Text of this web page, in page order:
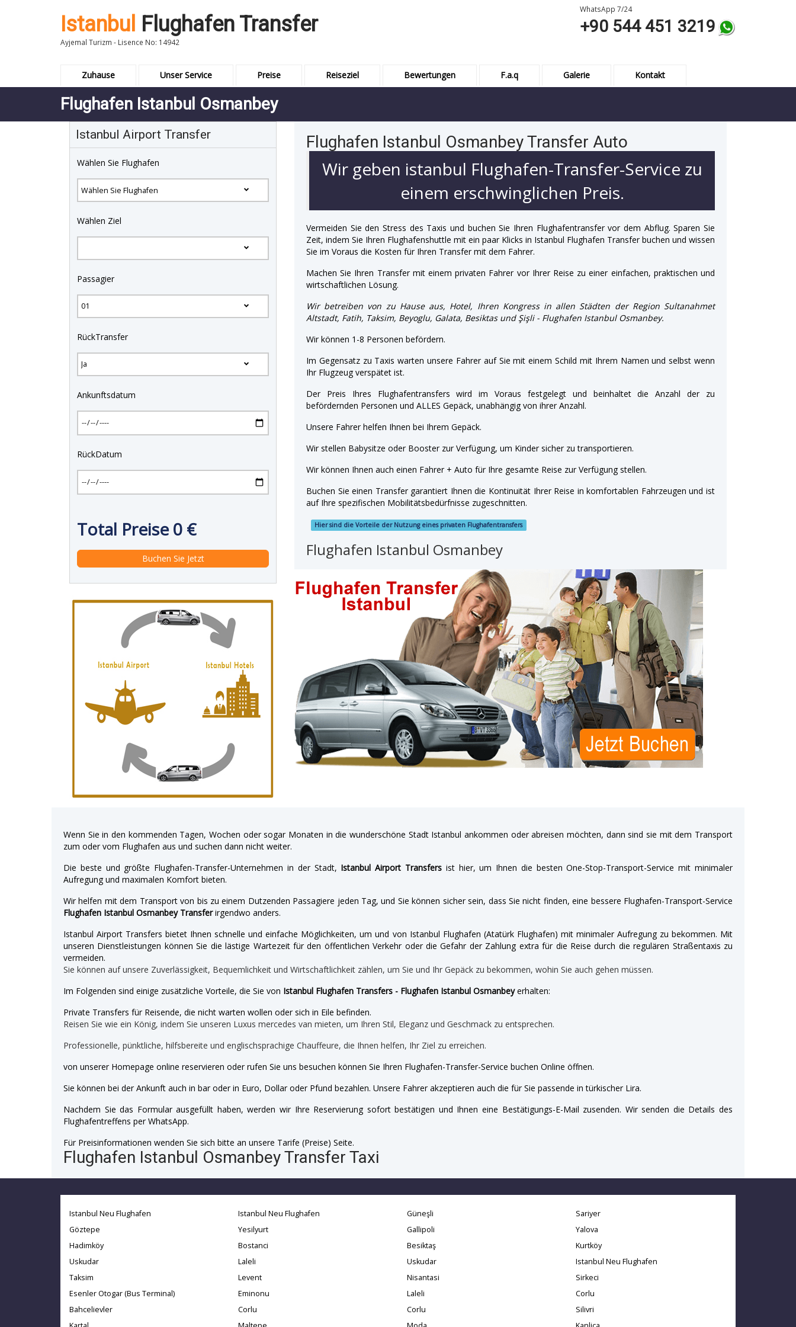
Istanbul Flughafen Transfer
Ayjemal Turizm - Lisence No: 14942
WhatsApp 7/24
+90 544 451 3219
Zuhause Unser Service Preise Reiseziel Bewertungen F.a.q Galerie Kontakt
Flughafen Istanbul Osmanbey
Istanbul Airport Transfer
Wählen Sie Flughafen
Wählen Ziel
Passagier
RückTransfer
Ankunftsdatum
RückDatum
Total Preise0 €
Flughafen Istanbul Osmanbey Transfer Auto
Wir geben istanbul Flughafen-Transfer-Service zu
einem erschwinglichen Preis.
Vermeiden Sie den Stress des Taxis und buchen Sie Ihren Flughafentransfer vor dem Abflug. Sparen Sie
Zeit, indem Sie Ihren Flughafenshuttle mit ein paar Klicks in Istanbul Flughafen Transfer buchen und wissen
Sie im Voraus die Kosten für Ihren Transfer mit dem Fahrer.
Machen Sie Ihren Transfer mit einem privaten Fahrer vor Ihrer Reise zu einer einfachen, praktischen und
wirtschaftlichen Lösung.
Wir betreiben von zu Hause aus, Hotel, Ihren Kongress in allen Städten der Region Sultanahmet
Altstadt, Fatih, Taksim, Beyoglu, Galata, Besiktas und Şişli - Flughafen Istanbul Osmanbey.
Wir können 1-8 Personen befördern.
Im Gegensatz zu Taxis warten unsere Fahrer auf Sie mit einem Schild mit Ihrem Namen und selbst wenn
Ihr Flugzeug verspätet ist.
Der Preis Ihres Flughafentransfers wird im Voraus festgelegt und beinhaltet die Anzahl der zu
befördernden Personen und ALLES Gepäck, unabhängig von ihrer Anzahl.
Unsere Fahrer helfen Ihnen bei Ihrem Gepäck.
Wir stellen Babysitze oder Booster zur Verfügung, um Kinder sicher zu transportieren.
Wir können Ihnen auch einen Fahrer + Auto für Ihre gesamte Reise zur Verfügung stellen.
Buchen Sie einen Transfer garantiert Ihnen die Kontinuität Ihrer Reise in komfortablen Fahrzeugen und ist
auf Ihre spezifischen Mobilitätsbedürfnisse zugeschnitten.
Hier sind die Vorteile der Nutzung eines privaten Flughafentransfers
Flughafen Istanbul Osmanbey
Wenn Sie in den kommenden Tagen, Wochen oder sogar Monaten in die wunderschöne Stadt Istanbul ankommen oder abreisen möchten, dann sind sie mit dem Transport
zum oder vom Flughafen aus und suchen dann nicht weiter.
Die beste und größte Flughafen-Transfer-Unternehmen in der Stadt, Istanbul Airport Transfersist hier, um Ihnen die besten One-Stop-Transport-Service mit minimaler
Aufregung und maximalen Komfort bieten.
Wir helfen mit dem Transport von bis zu einem Dutzenden Passagiere jeden Tag, und Sie können sicher sein, dass Sie nicht finden, eine bessere Flughafen-Transport-Service
Flughafen Istanbul Osmanbey Transferirgendwo anders.
Istanbul Airport Transfers bietet Ihnen schnelle und einfache Möglichkeiten, um und von Istanbul Flughafen (Atatürk Flughafen) mit minimaler Aufregung zu bekommen. Mit
unseren Dienstleistungen können Sie die lästige Wartezeit für den öffentlichen Verkehr oder die Gefahr der Zahlung extra für die Reise durch die regulären Straßentaxis zu
vermeiden.
Sie können auf unsere Zuverlässigkeit, Bequemlichkeit und Wirtschaftlichkeit zählen, um Sie und Ihr Gepäck zu bekommen, wohin Sie auch gehen müssen.
Im Folgenden sind einige zusätzliche Vorteile, die Sie von Istanbul Flughafen Transfers - Flughafen Istanbul Osmanbeyerhalten:
Private Transfers für Reisende, die nicht warten wollen oder sich in Eile befinden.
Reisen Sie wie ein König, indem Sie unseren Luxus mercedes van mieten, um Ihren Stil, Eleganz und Geschmack zu entsprechen.
Professionelle, pünktliche, hilfsbereite und englischsprachige Chauffeure, die Ihnen helfen, Ihr Ziel zu erreichen.
von unserer Homepage online reservieren oder rufen Sie uns besuchen können Sie Ihren Flughafen-Transfer-Service buchen Online öffnen.
Sie können bei der Ankunft auch in bar oder in Euro, Dollar oder Pfund bezahlen. Unsere Fahrer akzeptieren auch die für Sie passende in türkischer Lira.
Nachdem Sie das Formular ausgefüllt haben, werden wir Ihre Reservierung sofort bestätigen und Ihnen eine Bestätigungs-E-Mail zusenden. Wir senden die Details des
Flughafentreffens per WhatsApp.
Für Preisinformationen wenden Sie sich bitte an unsere Tarife (Preise) Seite.
Flughafen Istanbul Osmanbey Transfer Taxi
Istanbul Neu Flughafen
Göztepe
Hadimköy
Uskudar
Taksim
Esenler Otogar (Bus Terminal)
Bahcelievler
Istanbul Neu Flughafen
Yesilyurt
Bostanci
Laleli
Levent
Eminonu
Corlu
Güneşli
Gallipoli
Besiktaş
Uskudar
Nisantasi
Laleli
Corlu
Sariyer
Yalova
Kurtköy
Istanbul Neu Flughafen
Sirkeci
Corlu
Silivri